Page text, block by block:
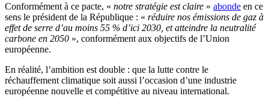
Conformément à ce pacte, « notre stratégie est claire » abonde en ce
sens le président de la République : « réduire nos émissions de gaz à
effet de serre d’au moins 55 % d’ici 2030, et atteindre la neutralité
carbone en 2050 », conformément aux objectifs de l’Union
européenne.
En réalité, l’ambition est double : que la lutte contre le
réchauffement climatique soit aussi l’occasion d’une industrie
européenne nouvelle et compétitive au niveau international.